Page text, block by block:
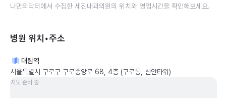
나만의닥터에서 수집한 세진내과의원의 위치와 영업시간을 확인해보세요.
병원 위치•주소
대림역
서울특별시 구로구 구로중앙로 68, 4층 (구로동, 신안타워)
지도 준비 중